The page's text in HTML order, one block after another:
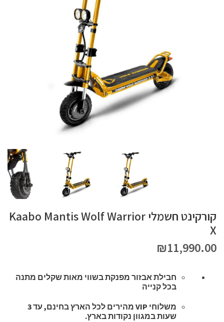
קורקינט חשמלי Kaabo Mantis Wolf Warrior
X
₪11,990.00
חבילת אבזור מפנקת בשווי מאות שקלים מתנה
בכל קנייה
משלוחי VIP מהירים לכל הארץ בחינם, עד 3
שעות במגוון נקודות בארץ.